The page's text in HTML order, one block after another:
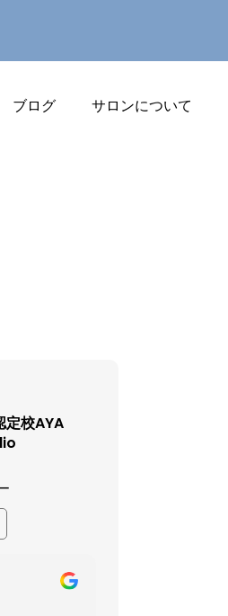
ブログ サロンについて
定校AYA